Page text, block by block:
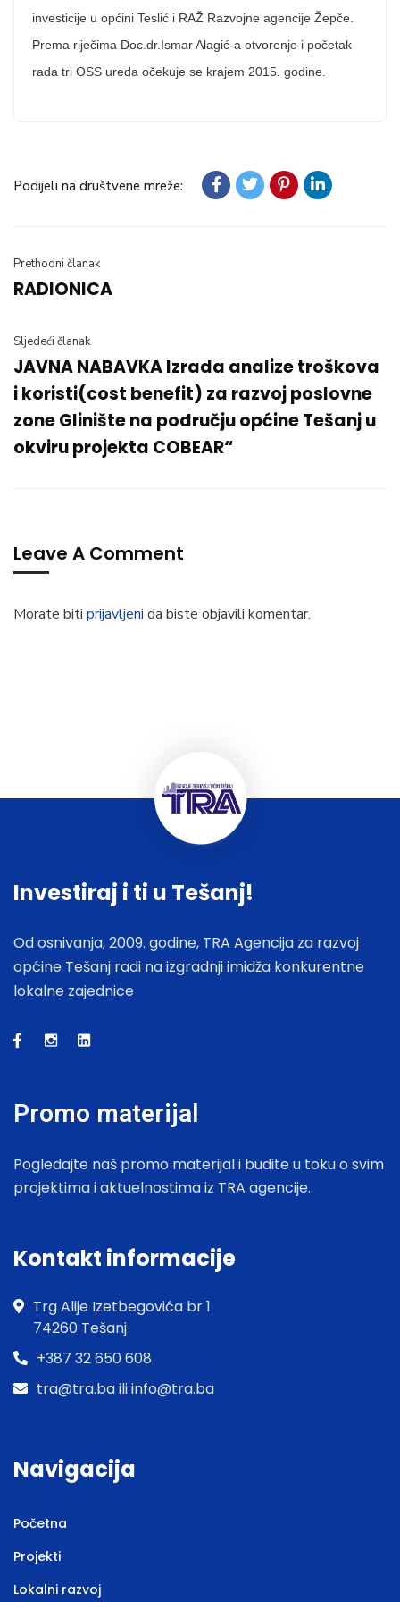
investicije u općini Teslić i RAŽ Razvojne agencije Žepče.
Prema riječima Doc.dr.Ismar Alagić-a otvorenje i početak
rada tri OSS ureda očekuje se krajem 2015. godine.
Podijeli na društvene mreže:
Prethodni članak
RADIONICA
Sljedeći članak
JAVNA NABAVKA Izrada analize troškova
i koristi(cost benefit) za razvoj poslovne
zone Glinište na području općine Tešanj u
okviru projekta COBEAR“
Leave A Comment
Morate biti prijavljeni da biste objavili komentar.
Investiraj i ti u Tešanj!
Od osnivanja, 2009. godine, TRA Agencija za razvoj
općine Tešanj radi na izgradnji imidža konkurentne
lokalne zajednice
Promo materijal
Pogledajte naš promo materijal i budite u toku o svim
projektima i aktuelnostima iz TRA agencije.
Kontakt informacije
Trg Alije Izetbegovića br 1
74260 Tešanj
+387 32 650 608
tra@tra.ba ili info@tra.ba
Navigacija
Početna
Projekti
Lokalni razvoj